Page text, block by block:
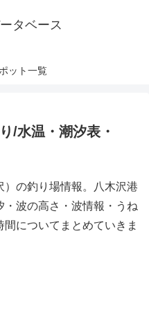
タベース
ット一覧
/水温・潮汐表・
）の釣り場情報。八木沢港
波の高さ・波情報・うね
についてまとめていきま